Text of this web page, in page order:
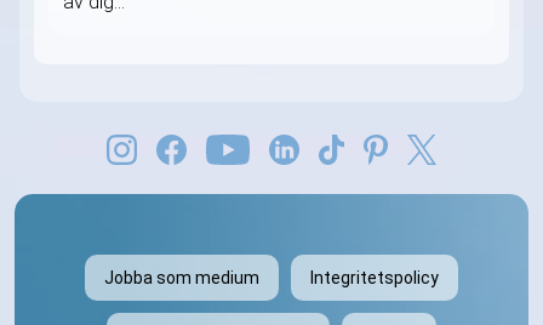
Jobba som medium Integritetspolicy